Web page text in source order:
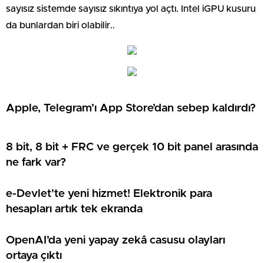
sayısız sistemde sayısız sıkıntıya yol açtı. Intel iGPU kusuru
da bunlardan biri olabilir..
Apple, Telegram’ı App Store’dan sebep kaldırdı?
8 bit, 8 bit + FRC ve gerçek 10 bit panel arasında
ne fark var?
e-Devlet’te yeni hizmet! Elektronik para
hesapları artık tek ekranda
OpenAI’da yeni yapay zekâ casusu olayları
ortaya çıktı